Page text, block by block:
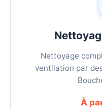
Nettoyage
ventilation par
À